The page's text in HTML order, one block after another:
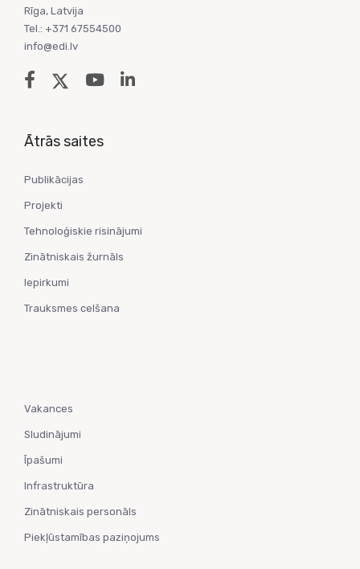
Rīga, Latvija
Tel.: +371 67554500
info@edi.lv
Ātrās saites
Publikācijas
Projekti
Tehnoloģiskie risinājumi
Zinātniskais žurnāls
Iepirkumi
Trauksmes celšana
Vakances
Sludinājumi
Īpašumi
Infrastruktūra
Zinātniskais personāls
Piekļūstamības paziņojums